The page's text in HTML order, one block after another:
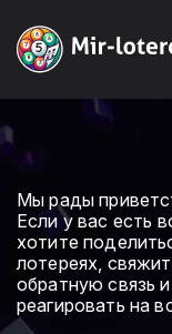
Мы рады
Если у вас есть
хотите
лотереях,
обратную связь
реагировать на